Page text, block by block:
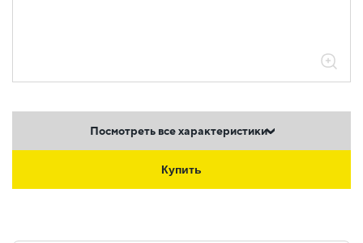
Посмотреть все характеристики
Купить